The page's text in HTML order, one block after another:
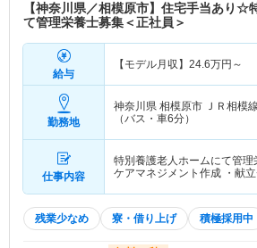
【神奈川県／相模原市】住宅手当あり☆
て管理栄養士募集＜正社員＞
給与
【モデル月収】 24.6万円～
勤務地
神奈川県 相模原市 ＪＲ相模
（バス・車6分）
仕事内容
特別養護老人ホームにて管
ケアマネジメント作成 ・献
残業少なめ 寮・借り上げ 積極採用中